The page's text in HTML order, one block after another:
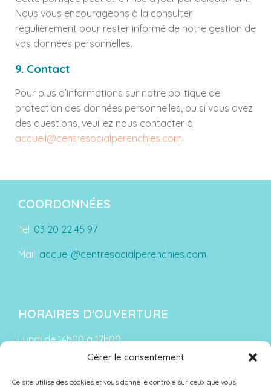
Gérer le consentement
Ce site utilise des cookies et vous donne le contrôle sur ceux que vous
Nous vous encourageons à la consulter
régulièrement pour rester informé de notre gestion de
vos données personnelles.
9. Contact
Pour plus d’informations sur notre politique de
protection des données personnelles, ou si vous avez
des questions, veuillez nous contacter à
accueil@centresocialperenchies.com.
COORDONNÉES
Tel: 03 20 22 45 97
Mail: accueil@centresocialperenchies.com
HORAIRES D'OUVERTURE
Lundi de 14h00 à 17h00
Du mardi au vendredi :
De 9h00 à 12h00 et de 13h30 à 18h00